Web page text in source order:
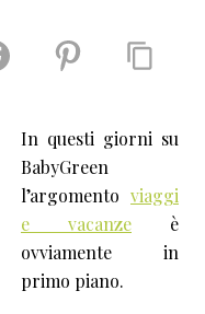
In questi giorni su
BabyGreen
l’argomento viaggi
e vacanze è
ovviamente in
primo piano.